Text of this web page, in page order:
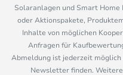
Solaranlagen und Smart
oder Aktionspakete,
Inhalte von möglichen
Anfragen für
Abmeldung ist jederzeit
Newsletter finden.